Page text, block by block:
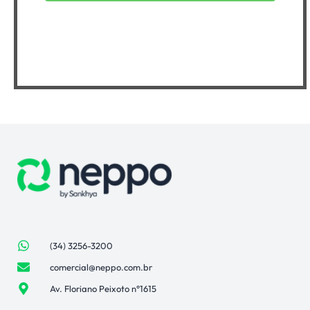
(34) 3256-3200
comercial@neppo.com.br
Av. Floriano Peixoto n°1615